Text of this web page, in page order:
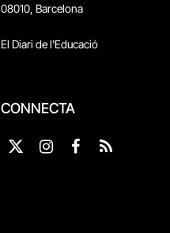
08010, Barcelona
El Diari de l'Educació
CONNECTA
X
Instagram
Facebook
RSS